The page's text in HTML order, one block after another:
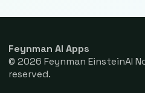
Feynman AI Apps
© 2026 Feynman EinsteinAI
reserved.